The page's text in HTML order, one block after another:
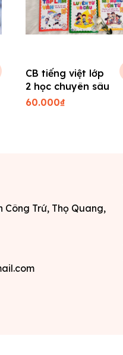
CB tiếng việt lớp
2 học chuyên sâu
60.000₫
Công Trứ, Thọ Quang,